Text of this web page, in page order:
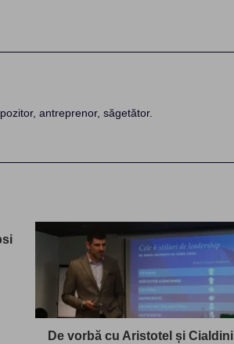
antreprenor, săgetător.
De vorbă cu Aristotel și Cialdini